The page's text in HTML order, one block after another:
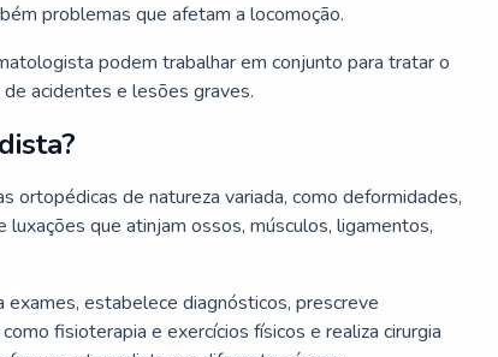
problemas que afetam a locomoção.
podem trabalhar em conjunto para tratar o
acidentes e lesões graves.
ortopédicas de natureza variada, como deformidades,
luxações que atinjam ossos, músculos, ligamentos,
exames, estabelece diagnósticos, prescreve
fisioterapia e exercícios físicos e realiza cirurgia